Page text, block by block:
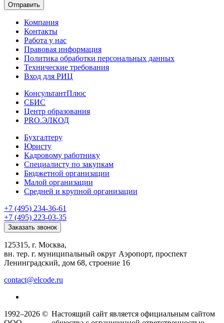
Отправить
Компания
Контакты
Работа у нас
Правовая информация
Политика обработки персональных данных
Технические требования
Вход для РИЦ
КонсультантПлюс
СБИС
Центр образования
PRO.ЭЛКОД
Бухгалтеру
Юристу
Кадровому работнику
Специалисту по закупкам
Бюджетной организации
Малой организации
Средней и крупной организации
+7 (495) 234-36-61
+7 (495) 223-03-35
Заказать звонок
125315, г. Москва,
вн. тер. г. муниципальный округ Аэропорт, проспект
Ленинградский, дом 68, строение 16
contact@elcode.ru
1992–2026 © Настоящий сайт является официальным сайтом